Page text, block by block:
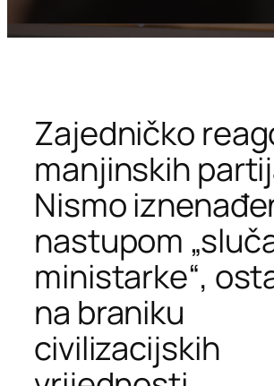
Zajedničko
manjinskih
Nismo
nastupom
ministarke“,
na braniku
civilizacijskih